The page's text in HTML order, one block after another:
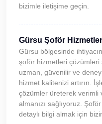
bizimle iletişime geçin.
Gürsu Şoför
Gürsu bölgesinde
şoför hizmetleri çözümleri
uzman, güvenilir ve
hizmet kalitenizi artırın.
çözümler üreterek verimli
almanızı sağlıyoruz.
detaylı bilgi almak için